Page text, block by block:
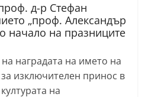
д-р Стефан
„проф. Александър
начало на празниците
наградата на името на
изключителен принос в
на